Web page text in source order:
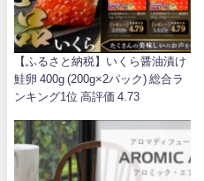
【ふるさと納税】いくら醤油漬け
鮭卵 400g (200g×2パック) 総合ラ
ンキング1位 高評価 4.73